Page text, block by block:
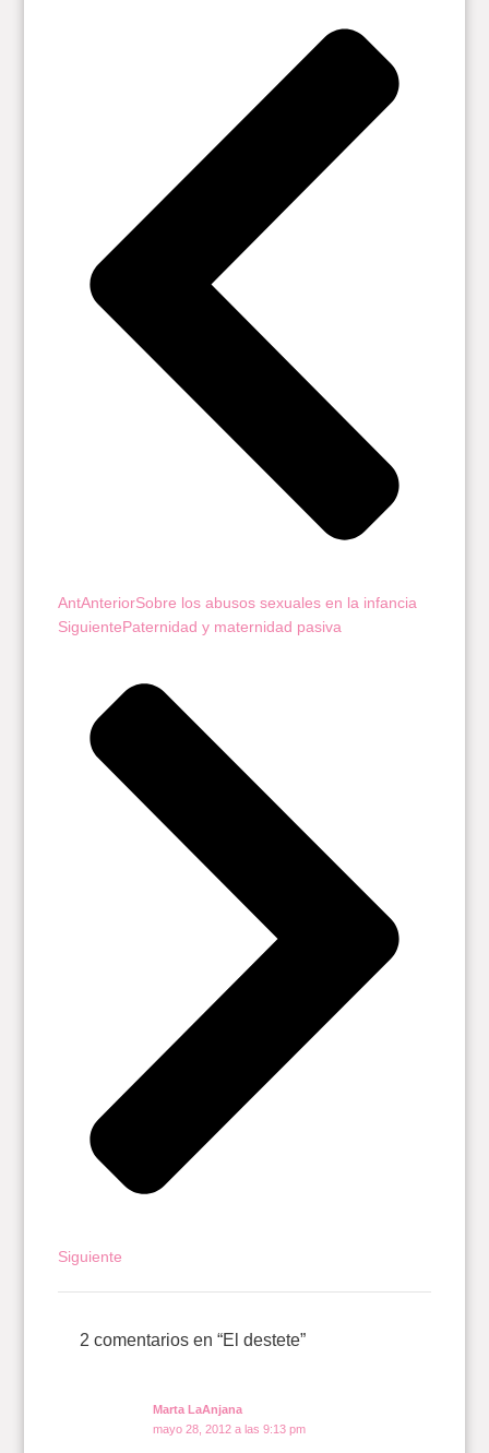
AntAnteriorSobre los abusos sexuales en la infancia
SiguientePaternidad y maternidad pasiva
Siguiente
2 comentarios en “El destete”
Marta LaAnjana
mayo 28, 2012 a las 9:13 pm